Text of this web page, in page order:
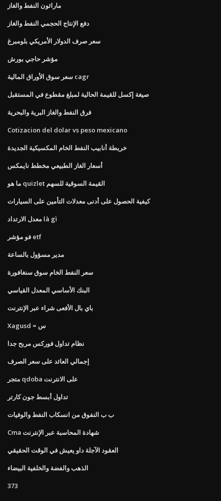
ماراثون النفط والغاز
دفع الإنتاج الحجمي النفط والغاز
سعر صرف الدولار الأمريكي بلومبرغ
مؤشر حاجي بورش
سعر سوق الأوراق المالية cagr
صيغة إكسل للقيمة الحالية لمبلغ مقطوع في المستقبل
فرق النفط والغاز البرية والبحرية
Cotizacion del dolar vs peso mexicano
خريطة أنابيب النفط الخام المكسيكية الجديدة
أسعار الغاز الطبيعي مخطط نايمكس
ما هو quizlet القيمة السوقية للسهم
كيفية الحصول على أدنى معدلات التأمين على السيارات
معدل الارتداد là gì
فو مؤشر etf
مدير مسؤول بالساعة
سعر النفط الخام سوق سنغافورة
البنك الأساسي المعدل القياسي
باي بال الأفعى شراء عبر الإنترنت
Xagusd = س
نظام تداول فوركس مربح جدا
إجمالي العائد على سعر الصرف
متجر qdoba على الانترنت
تداول أبسط جون كارتر
ب ب النفوق من انسكاب النفط والوفيات
Cma شهادة المحاسبة عبر الإنترنت
العقود الآجلة داو يعيش في الوقت الحقيقي
الذهب والفضة والخلفية البيضاء
373